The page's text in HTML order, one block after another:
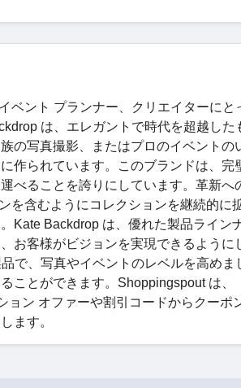
ベント プランナー、クリエイターにと
は、エレガントで時代を超越した
の写真撮影、またはプロのイベントの
作られています。このブランドは、完
べることを誇りにしています。革新へ
を含むようにコレクションを継続的に
Kate Backdrop は、優れた製品ライン
お客様がビジョンを実現できるように
で、写真やイベントのレベルを高めま
ことができます。Shoppingspout は、
ョン オファーや割引コードからクーポ
ます。